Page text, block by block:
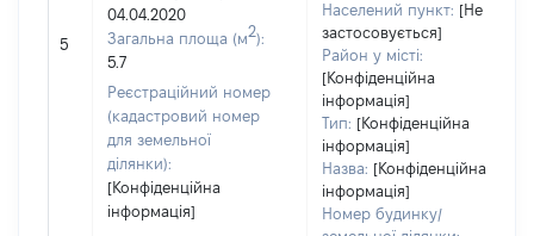
5
04.04.2020
Загальна площа (м2):
5.7
Реєстраційний номер
(кадастровий номер
для земельної
ділянки):
[Конфіденційна
інформація]
Населений пункт: [Не
застосовується]
Район у місті:
[Конфіденційна
інформація]
Тип: [Конфіденційна
інформація]
Назва: [Конфіденційна
інформація]
Номер будинку/